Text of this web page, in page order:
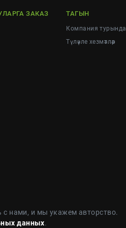
ЗАКАЗ ТАГЫН
Компания турында
Түләүле хезмәтләр
с нами, и мы укажем авторство.
данных.